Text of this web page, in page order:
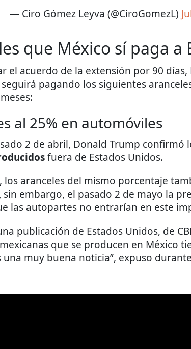
— Ciro Gómez Leyva (@CiroGomezL)
que México sí paga a
el acuerdo de la extensión por 90
pagando los siguientes
al 25% en automóviles
2 de abril, Donald Trump confirmó
fuera de Estados Unidos.
los aranceles del mismo porcentaje
sin embargo, el pasado 2 de mayo la
las autopartes no entrarían en este
publicación de Estados Unidos, de
que se producen en México
una muy buena noticia”, expuso